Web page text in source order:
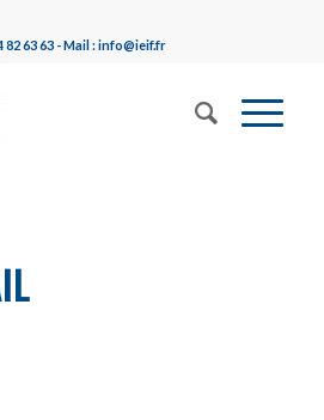
82 63 63 - Mail : info@ieif.fr